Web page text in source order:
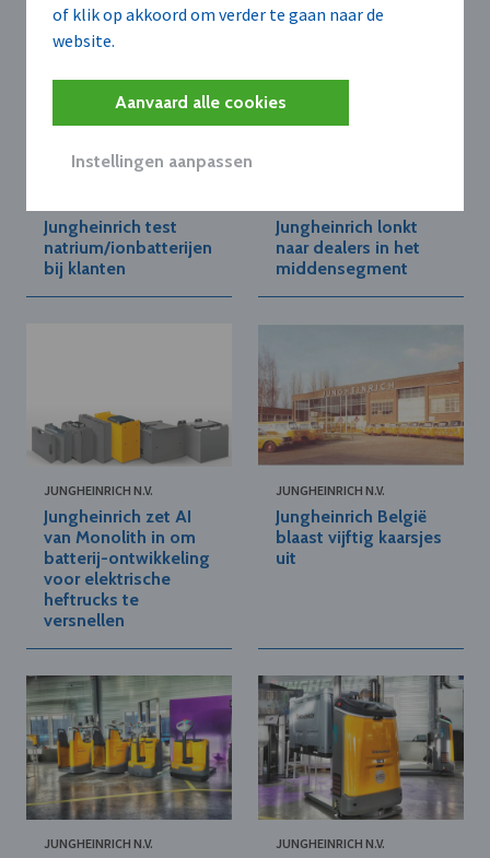
of klik op akkoord om verder te gaan naar de
website.
Aanvaard alle cookies
Instellingen aanpassen
Jungheinrich test
natrium/ionbatterijen
bij klanten
Jungheinrich lonkt
naar dealers in het
middensegment
JUNGHEINRICH N.V.
Jungheinrich zet AI
van Monolith in om
batterij-ontwikkeling
voor elektrische
heftrucks te
versnellen
JUNGHEINRICH N.V.
Jungheinrich België
blaast vijftig kaarsjes
uit
JUNGHEINRICH N.V. JUNGHEINRICH N.V.